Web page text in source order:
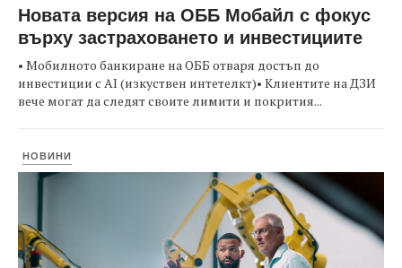
Новата версия на ОББ Мобайл с фокус
върху застраховането и инвестициите
• Мобилното банкиране на ОББ отваря достъп до
инвестиции с AI (изкуствен интетелкт)• Клиентите на ДЗИ
вече могат да следят своите лимити и покрития...
НОВИНИ